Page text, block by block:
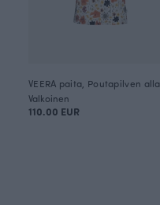
VEERA paita, Poutapilven alla
Valkoinen
110.00 EUR